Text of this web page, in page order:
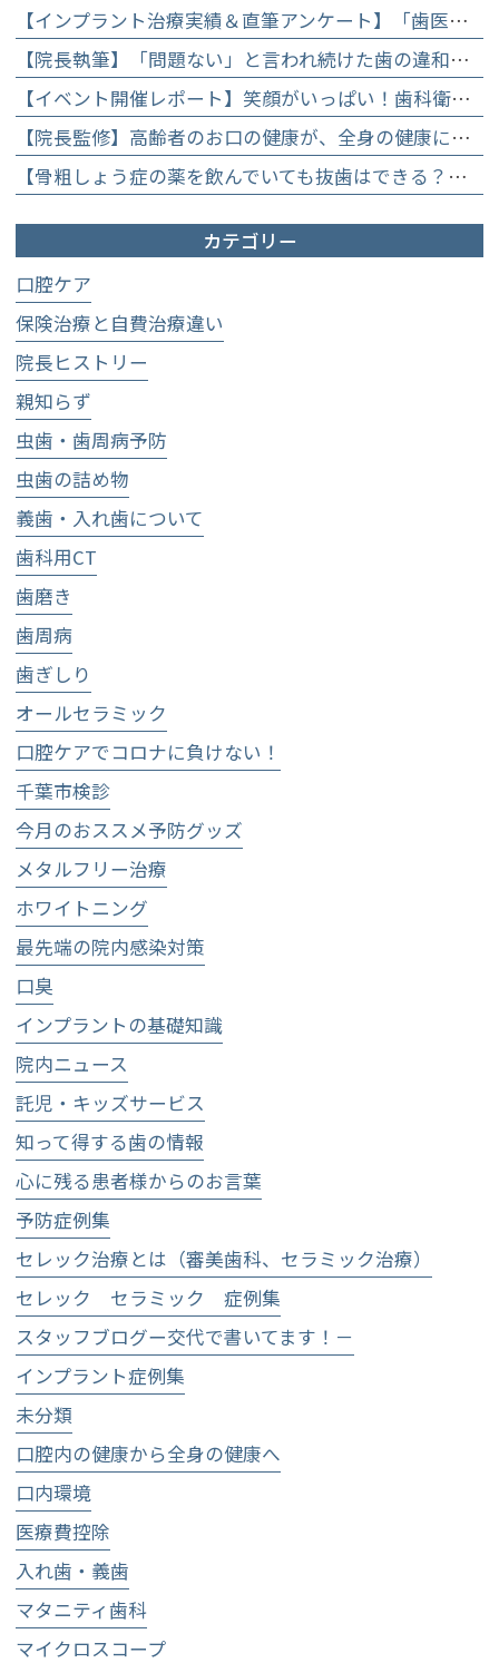
【インプラント治療実績＆直筆アンケート】「歯医者が怖かった」トラウマを乗り越えて。70歳・介護士女性が手に入れた「晴れ晴れとした笑顔」と人生を支える噛み合わせ】
【院長執筆】「問題ない」と言われ続けた歯の違和感……60代女性が「80歳で20本の自前の歯」を守るために選んだ精密総合治療の全貌
【イベント開催レポート】笑顔がいっぱい！歯科衛生士×管理栄養士がお届けする「親子で楽しむむし歯になりにくいお菓子作り体験」】
【院長監修】高齢者のお口の健康が、全身の健康につながる理由。生涯おいしく食べるための「口内環境検査」とオーダーメイド予防】
【骨粗しょう症の薬を飲んでいても抜歯はできる？】顎骨壊死を防ぐために大切な口腔管理について
カテゴリー
口腔ケア
保険治療と自費治療違い
院長ヒストリー
親知らず
虫歯・歯周病予防
虫歯の詰め物
義歯・入れ歯について
歯科用CT
歯磨き
歯周病
歯ぎしり
オールセラミック
口腔ケアでコロナに負けない！
千葉市検診
今月のおススメ予防グッズ
メタルフリー治療
ホワイトニング
最先端の院内感染対策
口臭
インプラントの基礎知識
院内ニュース
託児・キッズサービス
知って得する歯の情報
心に残る患者様からのお言葉
予防症例集
セレック治療とは（審美歯科、セラミック治療）
セレック セラミック 症例集
スタッフブログー交代で書いてます！－
インプラント症例集
未分類
口腔内の健康から全身の健康へ
口内環境
医療費控除
入れ歯・義歯
マタニティ歯科
マイクロスコープ